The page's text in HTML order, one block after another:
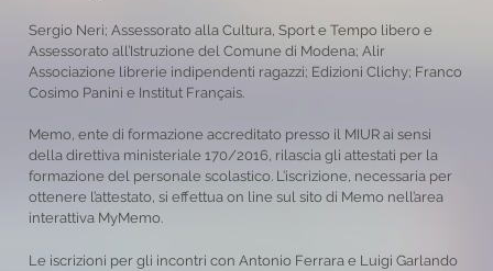
Sergio Neri; Assessorato alla Cultura, Sport e Tempo libero e
Assessorato all’Istruzione del Comune di Modena; Alir
Associazione librerie indipendenti ragazzi; Edizioni Clichy; Franco
Cosimo Panini e Institut Français.
Memo, ente di formazione accreditato presso il MIUR ai sensi
della direttiva ministeriale 170/2016, rilascia gli attestati per la
formazione del personale scolastico. L’iscrizione, necessaria per
ottenere l’attestato, si effettua on line sul sito di Memo nell’area
interattiva MyMemo.
Le iscrizioni per gli incontri con Antonio Ferrara e Luigi Garlando